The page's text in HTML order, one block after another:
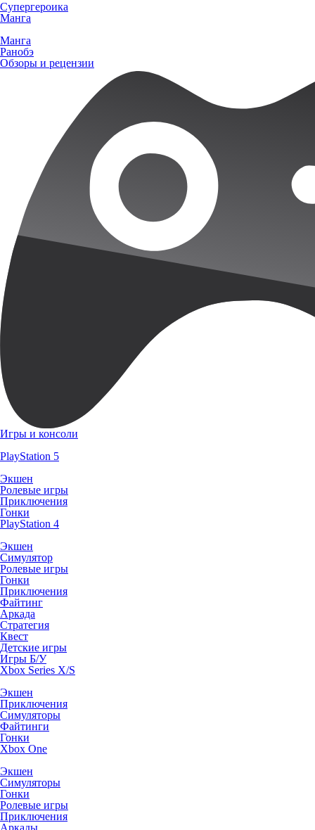
Супергероика
Манга
Манга
Ранобэ
Обзоры и рецензии
Игры и консоли
PlayStation 5
Экшен
Ролевые игры
Приключения
Гонки
PlayStation 4
Экшен
Симулятор
Ролевые игры
Гонки
Приключения
Файтинг
Аркада
Стратегия
Квест
Детские игры
Игры Б/У
Xbox Series X/S
Экшен
Приключения
Симуляторы
Файтинги
Гонки
Xbox One
Экшен
Симуляторы
Гонки
Ролевые игры
Приключения
Аркады